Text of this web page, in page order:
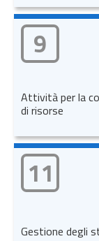
9
Attività per la
di risorse
11
Gestione degli